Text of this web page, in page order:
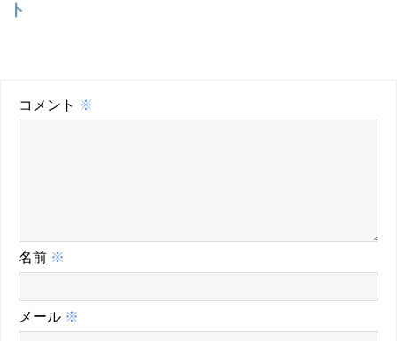
ト
コメント ※
名前 ※
メール ※